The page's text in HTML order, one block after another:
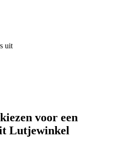
uit
voor een
Lutjewinkel